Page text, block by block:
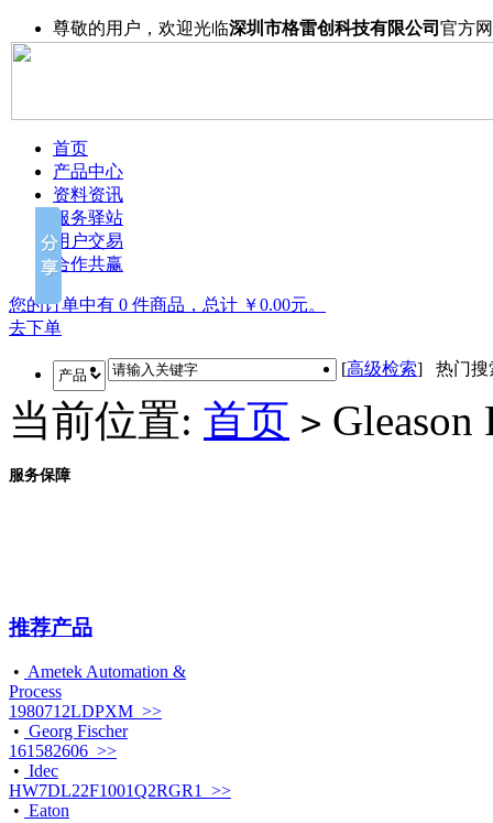
尊敬的用户，欢迎光临深圳市格雷创科技有限公司 官方
首页
产品中心
资料资讯
服务驿站
用户交易
合作共赢
您的订单中有 0 件商品，总计 ￥0.00元。
去下单
[高级检索] 热门搜
当前位置: 首页 > Gleason
服务保障
推荐产品
• Ametek Automation &
Process
1980712LDPXM >>
• Georg Fischer
161582606 >>
• Idec
HW7DL22F1001Q2RGR1 >>
• Eaton